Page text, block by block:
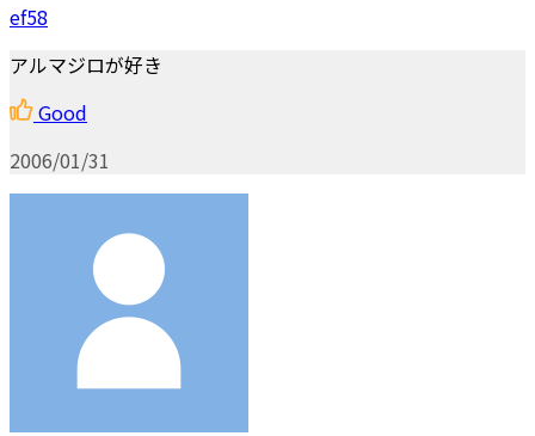
ef58
アルマジロが好き
Good
2006/01/31